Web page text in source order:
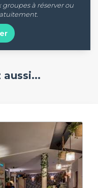
groupes à réserver ou
aussi...